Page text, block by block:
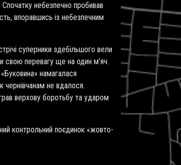
небезпечно пробивав
впоравшись із небезпечним
суперники здебільшого вели
свою перевагу ще на один м’яч.
намагалася
чернівчанам не вдалося.
верхову боротьбу та ударом
контрольний поєдинок «жовто-